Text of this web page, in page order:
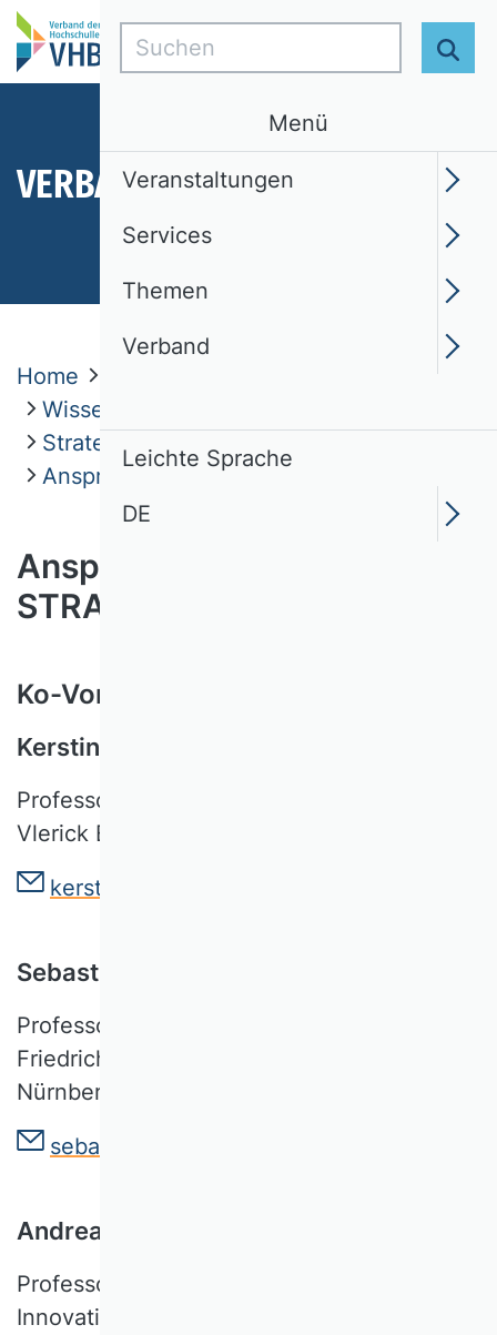
VERBAND
Home
Wissenschaftliche Kommissionen
Strategisches Management
Ansprechpersonen
Ansprechpersonen der WK
STRAT
Ko-Vorsitzende der Kommission:
Kerstin Fehre
Professor of Strategy
Vlerick Business School
kerstin.fehre[at]vlerick.com
Sebastian Junge
Professor für Unternehmensführung
Friedrich-Alexander-Universität Erlangen-
Nürnberg
sebastian.junge[at]fau.de
Andreas König
Professor für Strategisches Management,
Innovation und Entrepreneurship
Suchen
Menü
Veranstaltungen
Services
Themen
Verband
Leichte Sprache
DE